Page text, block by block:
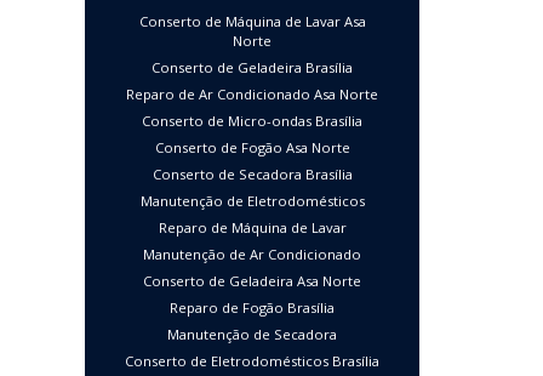
Conserto de Máquina de Lavar Asa
Norte
Conserto de Geladeira Brasília
Reparo de Ar Condicionado Asa Norte
Conserto de Micro-ondas Brasília
Conserto de Fogão Asa Norte
Conserto de Secadora Brasília
Manutenção de Eletrodomésticos
Reparo de Máquina de Lavar
Manutenção de Ar Condicionado
Conserto de Geladeira Asa Norte
Reparo de Fogão Brasília
Manutenção de Secadora
Conserto de Eletrodomésticos Brasília